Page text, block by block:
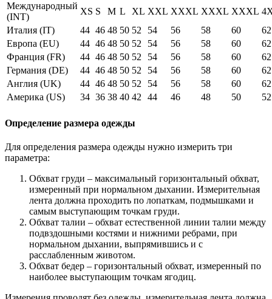
Международный
(INT)
XS S M L XL XXL XXXL XXXL XXXL
Италия (IT)
44 46 48 50 52 54 56 58 60
62
Европа (EU)
44 46 48 50 52 54 56 58 60
62
Франция (FR)
44 46 48 50 52 54 56 58 60
62
Германия (DE)
44 46 48 50 52 54 56 58 60
62
Англия (UK)
44 46 48 50 52 54 56 58 60
62
Америка (US)
34 36 38 40 42 44 46 48 50 52
Определение размера одежды
Для определения размера одежды нужно измерить три
параметра:
Обхват груди – максимальный горизонтальный обхват,
измеренный при нормальном дыхании. Измерительная
лента должна проходить по лопаткам, подмышками и
самым выступающим точкам груди.
Обхват талии – обхват естественной линии талии между
подвздошными костями и нижними ребрами, при
нормальном дыхании, выпрямившись и с
расслабленным животом.
Обхват бедер – горизонтальный обхват, измеренный по
наиболее выступающим точкам ягодиц.